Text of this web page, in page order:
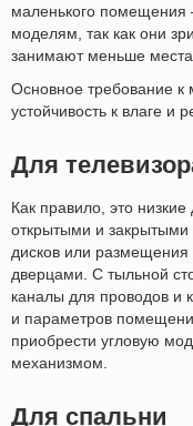
маленького помещения
моделям, так как они
занимают меньше места.
Основное требование
устойчивость к влаге и
Для
Как правило, это
открытыми и
дисков или
дверцами. С тыльной
каналы для проводов и
и параметров
приобрести угловую
механизмом.
Для спальни